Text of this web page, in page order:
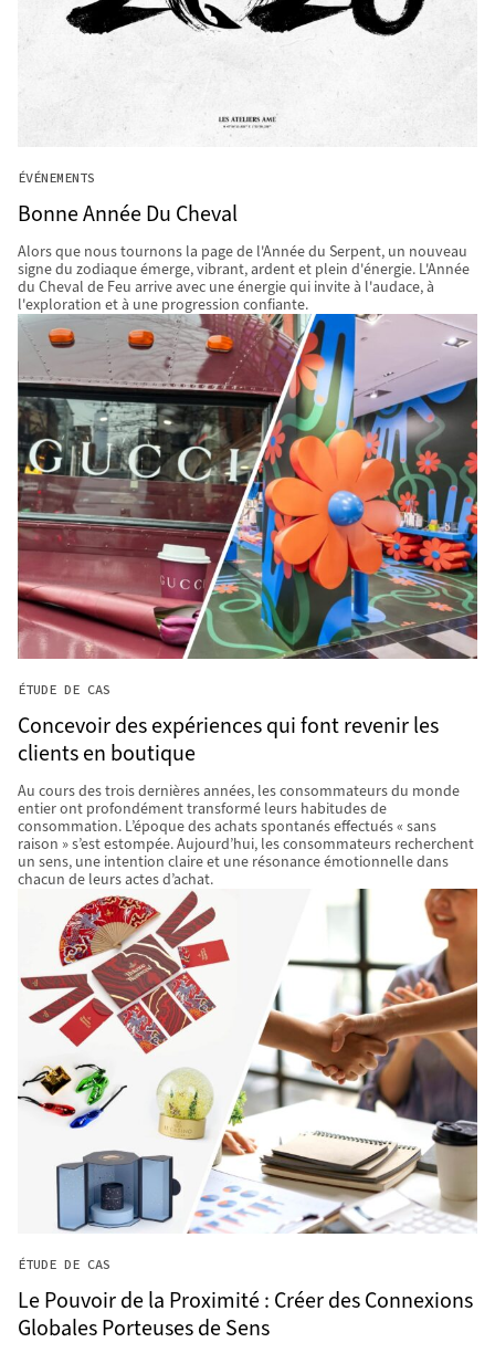
ÉVÉNEMENTS
Bonne Année Du Cheval
Alors que nous tournons la page de l'Année du Serpent, un nouveau
signe du zodiaque émerge, vibrant, ardent et plein d'énergie. L'Année
du Cheval de Feu arrive avec une énergie qui invite à l'audace, à
l'exploration et à une progression confiante.
ÉTUDE DE CAS
Concevoir des expériences qui font revenir les
clients en boutique
Au cours des trois dernières années, les consommateurs du monde
entier ont profondément transformé leurs habitudes de
consommation. L’époque des achats spontanés effectués « sans
raison » s’est estompée. Aujourd’hui, les consommateurs recherchent
un sens, une intention claire et une résonance émotionnelle dans
chacun de leurs actes d’achat.
ÉTUDE DE CAS
Le Pouvoir de la Proximité : Créer des Connexions
Globales Porteuses de Sens